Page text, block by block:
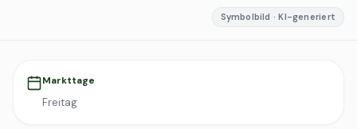
Symbolbild · KI-generiert
Markttage
Freitag